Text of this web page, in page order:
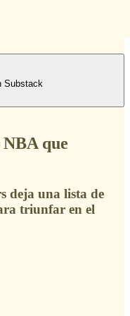
Substack
que
deja una lista de
triunfar en el